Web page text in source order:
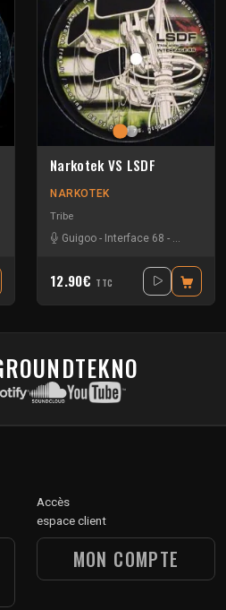
Narkotek VS LSDF
NARKOTEK
Tribe
Guigoo - Interface 68 - Kefran
12.90€ TTC
Accès
espace client
MON COMPTE